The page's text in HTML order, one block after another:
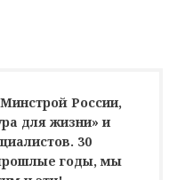
России,
для жизни» и
30
годы, мы